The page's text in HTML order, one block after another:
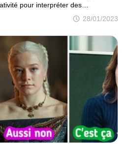
28/01/2023
pour interpréter des
à se faire passer pour le genre
n’offrent pas seulement des
ils inspirent également par